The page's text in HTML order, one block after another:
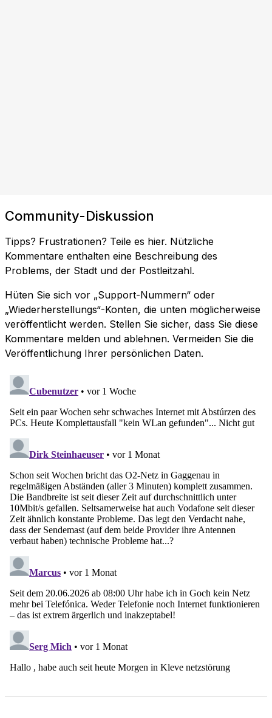
Community-Diskussion
Tipps? Frustrationen? Teile es hier. Nützliche
Kommentare enthalten eine Beschreibung des
Problems, der Stadt und der Postleitzahl.
Hüten Sie sich vor „Support-Nummern“ oder
„Wiederherstellungs“-Konten, die unten möglicherweise
veröffentlicht werden. Stellen Sie sicher, dass Sie diese
Kommentare melden und ablehnen. Vermeiden Sie die
Veröffentlichung Ihrer persönlichen Daten.